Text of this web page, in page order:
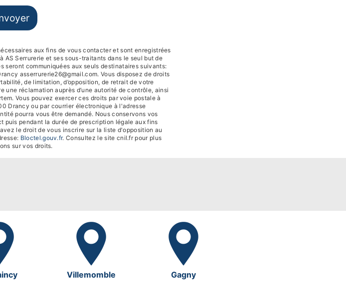
aux fins de vous contacter et sont enregistrées
AS Serrurerie et ses sous-traitants dans le seul but de
seront communiquées aux seuls destinataires suivants:
asserrurerie26@gmail.com. Vous disposez de droits
de limitation, d’opposition, de retrait de votre
une réclamation auprès d’une autorité de contrôle, ainsi
Vous pouvez exercer ces droits par voie postale à
Drancy ou par courrier électronique à l'adresse
pourra vous être demandé. Nous conservons vos
puis pendant la durée de prescription légale aux fins
le droit de vous inscrire sur la liste d'opposition au
Bloctel.gouv.fr. Consultez le site cnil.fr pour plus
sur vos droits.
Villemomble Gagny